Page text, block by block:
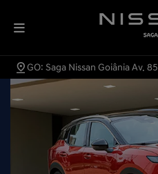
GO: Saga Nissan Goiânia Av. 85